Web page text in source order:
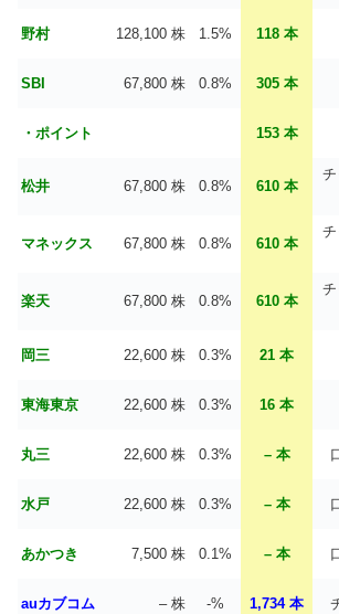
野村 128,100 株 1.5% 118 本
SBI 67,800 株 0.8% 305 本
・ポイント 153 本
松井 67,800 株 0.8% 610 本
マネックス 67,800 株 0.8% 610 本
楽天 67,800 株 0.8% 610 本
岡三 22,600 株 0.3% 21 本
東海東京 22,600 株 0.3% 16 本
丸三 22,600 株 0.3% – 本
水戸 22,600 株 0.3% – 本
あかつき 7,500 株 0.1% – 本
auカブコム – 株 -% 1,734 本